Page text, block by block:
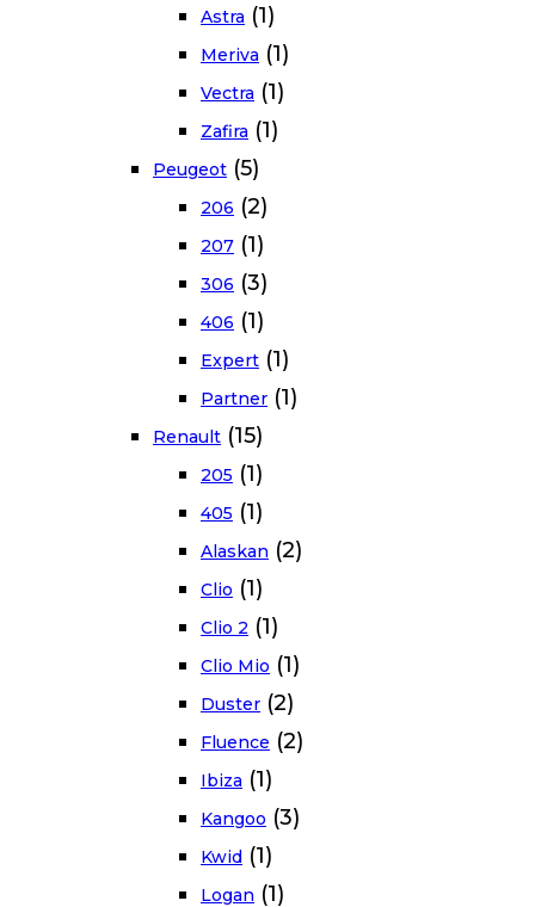
Astra (1)
Meriva (1)
Vectra (1)
Zafira (1)
Peugeot (5)
206 (2)
207 (1)
306 (3)
406 (1)
Expert (1)
Partner (1)
Renault (15)
205 (1)
405 (1)
Alaskan (2)
Clio (1)
Clio 2 (1)
Clio Mio (1)
Duster (2)
Fluence (2)
Ibiza (1)
Kangoo (3)
Kwid (1)
Logan (1)